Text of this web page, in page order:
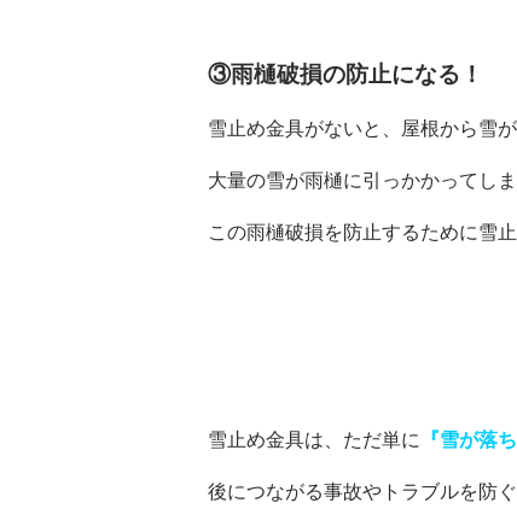
③雨樋破損の防止になる！
雪止め金具がないと、屋根から雪
大量の雪が雨樋に引っかかってし
この雨樋破損を防止するために雪
雪止め金具は、ただ単に 『雪が落
後につながる事故やトラブルを防